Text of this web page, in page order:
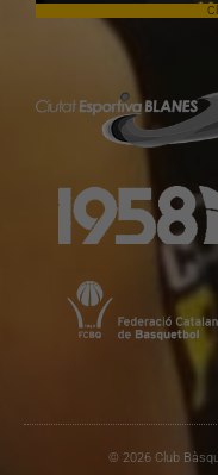
© 2026 Club